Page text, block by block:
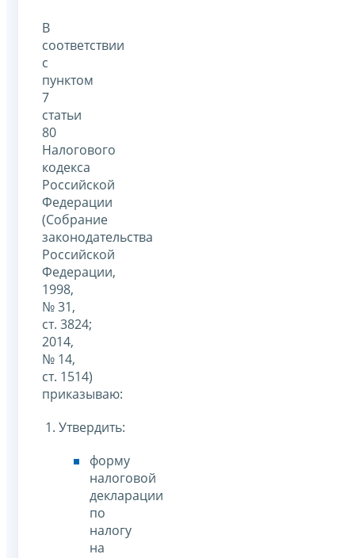
В
соответствии
с
пунктом
7
статьи
80
Налогового
кодекса
Российской
Федерации
(Собрание
законодательства
Российской
Федерации,
1998,
№ 31,
ст. 3824;
2014,
№ 14,
ст. 1514)
приказываю:
1. Утвердить:
форму
налоговой
декларации
по
налогу
на